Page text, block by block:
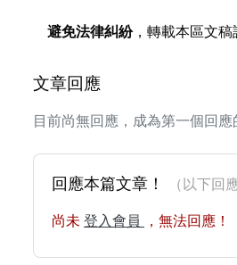
避免法律糾紛，轉載本區文稿
文章回應
目前尚無回應，成為第一個回應
回應本篇文章！ （以下回
尚未 登入會員 ，無法回應！